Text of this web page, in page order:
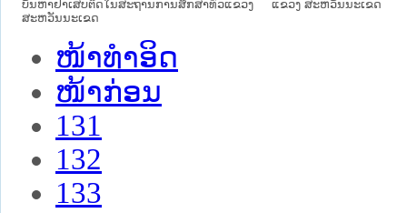
ບັນຫາຢາເສບຕິດໃນສະຖານການສຶກສາທົ່ວແຂວງ
ສະຫວັນນະເຂດ
ແຂວງ ສະຫວັນນະເຂດ
ໜ້າທໍາອິດ
ໜ້າກ່ອນ
131
132
133